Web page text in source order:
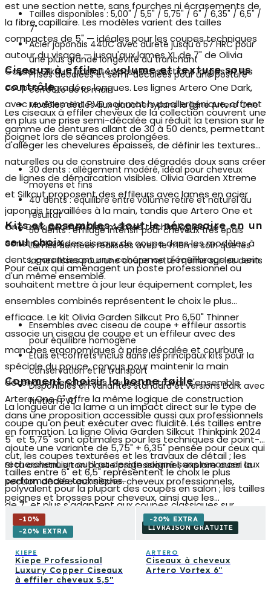
est une section nette, sans fourches ni écrasements de
la fibre capillaire. Les modèles varient des tailles
compactes de 5" — idéales pour les coupes techniques
autour du visage — jusqu'aux lames XL de 7" de Olivia
Garden Silkcut, parfaites pour les sections larges et les
coupes dégradées longues. Les lignes Artero One Dark,
avec revêtement PVD noir mat hypoallergénique, offrent
en plus une prise semi-décalée qui réduit la tension sur le
poignet lors de séances prolongées.
Tailles disponibles : 5,00" / 5,5" / 5,75" / 6" / 6,35" / 6,5" /
7"
Acier japonais 440C avec dureté jusqu'à 57 HRC pour
une plus grande longévité du tranchant
Prises décalées et semi-décalées pour une posture
correcte de la main
Modèles dédiés aux gauchers dans la ligne Artero One
Ciseaux à effiler : volume et texture sous
contrôle
Les ciseaux à effiler cheveuxde la collection couvrent une
gamme de dentures allant de 30 à 50 dents, permettant
d'alléger les chevelures épaisses, de définir les textures
naturelles ou de construire des dégradés doux sans créer
de lignes de démarcation visibles. Olivia Garden Xtreme
et Silkcut proposent des effileurs avec lames en acier
japonais travaillées à la main, tandis que Artero One et
One Dark déclinent les mêmes technologies de
construction des ciseaux de coupe dans les modèles à
dents, garantissant une cohérence d'équilibrage au sein
d'un même ensemble.
30 dents : allègement modéré, idéal pour cheveux
moyens et fins
40 dents : équilibre entre volume retiré et naturel du
résultat
50 dents : effilage intensif pour cheveux très épais
Lames dentées réalisées avec le même soin que les
lames lisses pour une coupe nette même sur les dents
Kits et ensembles : tout le nécessaire en un
seul choix
Pour ceux qui aménagent un poste professionnel ou
souhaitent mettre à jour leur équipement complet, les
ensembles combinés représentent le choix le plus
efficace. Le kit Olivia Garden Silkcut Pro 6,50" Thinner
associe un ciseau de coupe et un effileur avec des
manches ergonomiques à prise décalée et courbure
spéciale du pouce, conçus pour maintenir la main
détendue pendant les heures de travail. L'ensemble
Artero One 6"offre la même logique de construction
dans une proposition accessible aussi aux professionnels
en formation. La ligne Olivia Garden Silkcut Thinkpink 2024
ajoute une variante de 5,75" + 6,35" pensée pour ceux qui
recherchent un outil au design soigné sans renoncer aux
performances techniques.
Ensembles avec ciseau de coupe + effileur assortis
pour équilibre homogène
Étuis et coffrets inclus dans les principaux kits pour la
conservation et le transport
Disponibles en variantes standard et versions Dark avec
finition PVD
Comment choisir la bonne taille
La longueur de la lame a un impact direct sur le type de
coupe qu'on peut exécuter avec fluidité. Les tailles entre
5" et 5,75" sont optimales pour les techniques de point-
cut, les coupes texturées et les travaux de détail ; les
tailles entre 6" et 6,5" représentent le choix le plus
polyvalent pour la plupart des coupes en salon ; les tailles
de 7" et plus s'adaptent aux coupes classiques sur
cheveux longs et aux techniques de coupe droite. Tenir
compte également de la paume de votre main : une
prise qui ne force pas la main réduit la fatigue et
augmente la précision à long terme.
Si tu construis ton poste professionnel, explore aussi la
section dédiée aux sèche-cheveux professionnels,
peignes et brosses pour cheveux, ainsi que les
accessoires de coupe comme les capes et les capes
coiffeur — des outils qui complètent le flux de travail et
ciseau.
-10%
-20% EXTRA
KIEPE
Kiepe Professional
Luxury Copper Ciseaux
à effiler cheveux 5,5"
-20% EXTRA
LIVRAISON GRATUITE
ARTERO
Ciseaux à cheveux
Artero Vortex 6″